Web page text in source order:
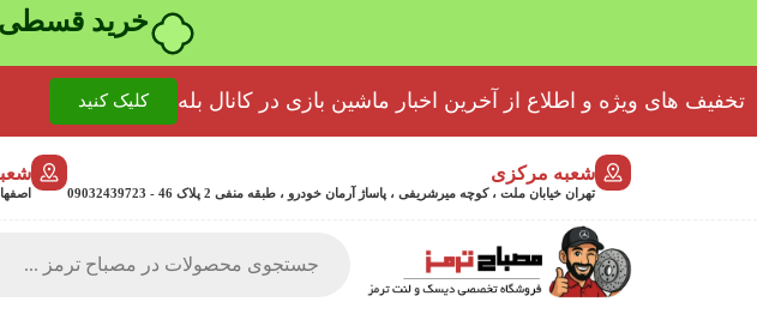
خرید قسطی
تخفیف های ویژه و اطلاع از آخرین اخبار ماشین بازی در کانال بله کلیک کنید
شعبه مرکزی
تهران خیابان ملت ، کوچه میرشریفی ، پاساژ آرمان خودرو ، طبقه منفی 2 پلاک 46 - 09032439723